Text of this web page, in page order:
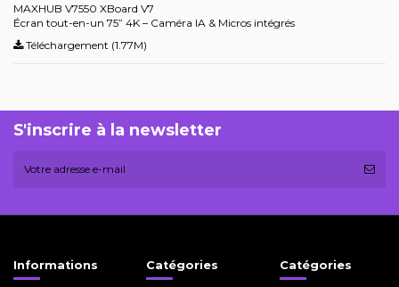
MAXHUB V7550 XBoard V7
Écran tout-en-un 75” 4K – Caméra IA & Micros intégrés
Téléchargement (1.77M)
S'inscrire à la newsletter
Informations Catégories Catégories